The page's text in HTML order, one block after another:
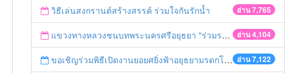
อ่าน 7,765
วิธีเล่นสงกรานต์สร้างสรรค์ ร่วมใจกันรักน้ำ
อ่าน 4,104
แขวงทางหลวงชนบทพระนครศรีอยุธยา "ร่วมรณรงค์ ขับช้า เปิดไฟหน้า คาดเข็มขัด" เทศกาลสงกรานต์ ปี 2561
อ่าน 7,122
ขอเชิญร่วมพิธีเปิดงานยอยศยิ่งฟ้าอยุธยามรดกโลก